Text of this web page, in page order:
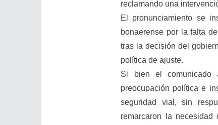
reclamando una
El pronunciamiento se
bonaerense por la falta
tras la decisión del
política de ajuste.
Si bien el comunicado
preocupación política e
seguridad vial, sin
remarcaron la